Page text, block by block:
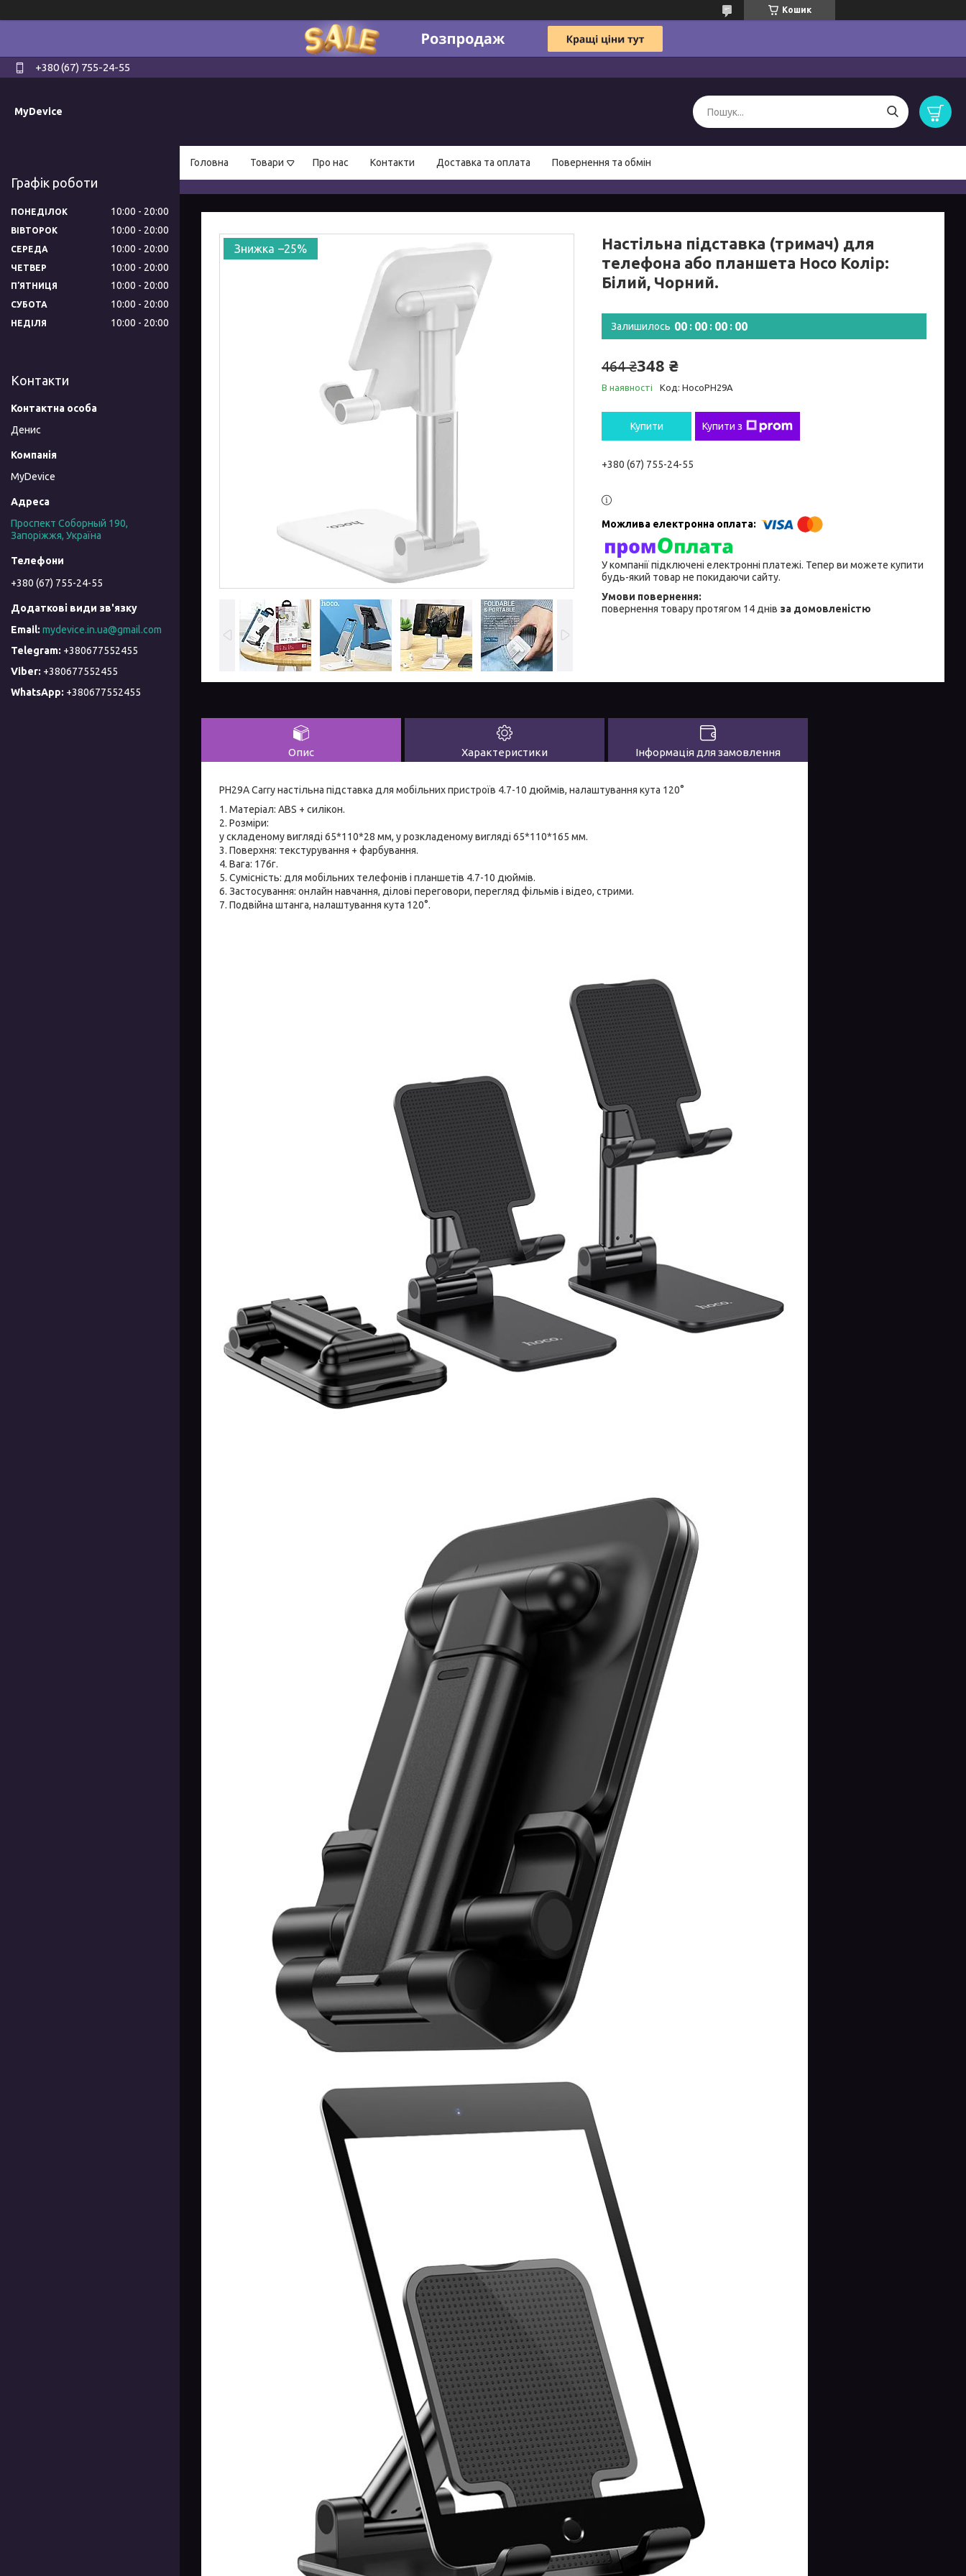
Кошик
+380 (67) 755-24-55
MyDevice
Головна Товари Про нас Контакти Доставка та оплата Повернення та обмін
–25%
Настільна підставка (тримач) для
телефона або планшета Hoco Колір:
Білий, Чорний.
Залишилось 00 00 00 00
464 ₴348 ₴
В наявності Код: HocoPH29A
Купити Купити з
+380 (67) 755-24-55
У компанії підключені електронні платежі. Тепер ви можете купити
будь-який товар не покидаючи сайту.
повернення товару протягом 14 днів за домовленістю
Опис Характеристики Інформація для замовлення
PH29A Carry настільна підставка для мобільних пристроїв 4.7-10 дюймів, налаштування кута 120°
1. Матеріал: ABS + силікон.
2. Розміри:
у складеному вигляді 65*110*28 мм, у розкладеному вигляді 65*110*165 мм.
3. Поверхня: текстурування + фарбування.
4. Вага: 176г.
5. Сумісність: для мобільних телефонів і планшетів 4.7-10 дюймів.
6. Застосування: онлайн навчання, ділові переговори, перегляд фільмів і відео, стрими.
7. Подвійна штанга, налаштування кута 120°.
Графік роботи
ПОНЕДІЛОК 10:00 20:00
ВІВТОРОК 10:00 20:00
СЕРЕДА 10:00 20:00
ЧЕТВЕР 10:00 20:00
ПʼЯТНИЦЯ 10:00 20:00
СУБОТА 10:00 20:00
НЕДІЛЯ 10:00 20:00
Контакти
Денис
MyDevice
Проспект Соборный 190,
Запоріжжя, Україна
+380 (67) 755-24-55
mydevice.in.ua@gmail.com
+380677552455
+380677552455
+380677552455